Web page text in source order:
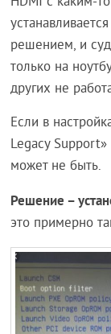
решением, и
только на
других не
Если в
Legacy Support»
может не быть.
Решение –
это примерно